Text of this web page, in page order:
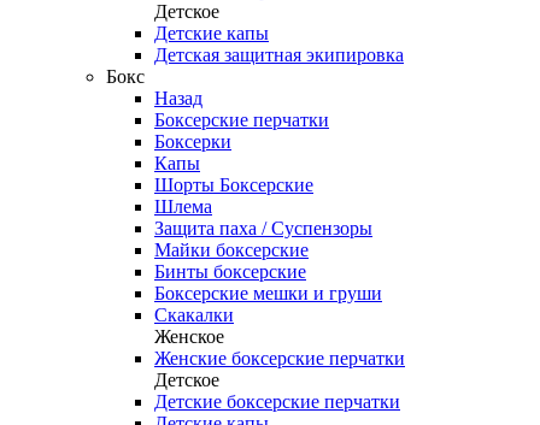
Детское
Детские капы
Детская защитная экипировка
Бокс
Назад
Боксерские перчатки
Боксерки
Капы
Шорты Боксерские
Шлема
Защита паха / Суспензоры
Майки боксерские
Бинты боксерские
Боксерские мешки и груши
Скакалки
Женское
Женские боксерские перчатки
Детское
Детские боксерские перчатки